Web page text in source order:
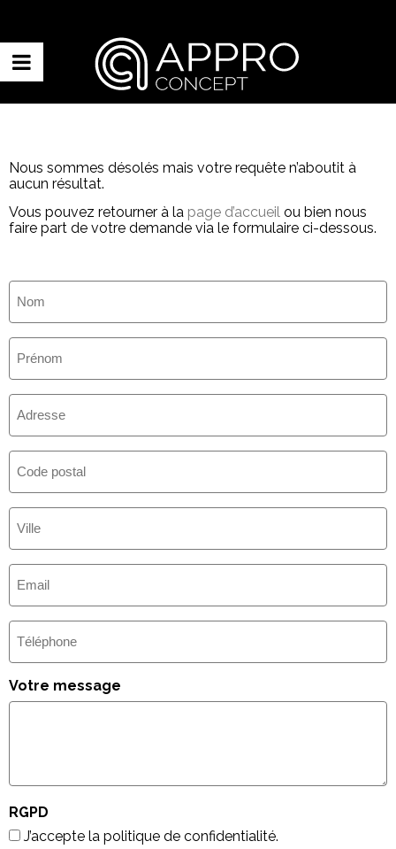
Nous sommes désolés mais votre requête n’aboutit à
aucun résultat.
Vous pouvez retourner à la page d’accueil ou bien nous
faire part de votre demande via le formulaire ci-dessous.
Nom
(Nécessaire)
Prénom
(Nécessaire)
Adresse
Code
postal
Ville
(Nécessaire)
E-
mail
(Nécessaire)
Téléphone
Votre message
RGPD
J’accepte la politique de confidentialité.